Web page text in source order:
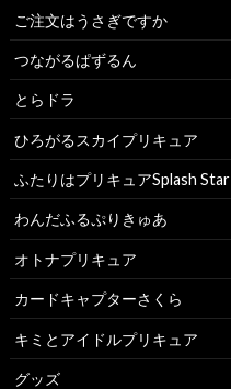
ご注文はうさぎですか
つながるぱずるん
とらドラ
ひろがるスカイプリキュア
ふたりはプリキュアSplash Star
わんだふるぷりきゅあ
オトナプリキュア
カードキャプターさくら
キミとアイドルプリキュア
グッズ